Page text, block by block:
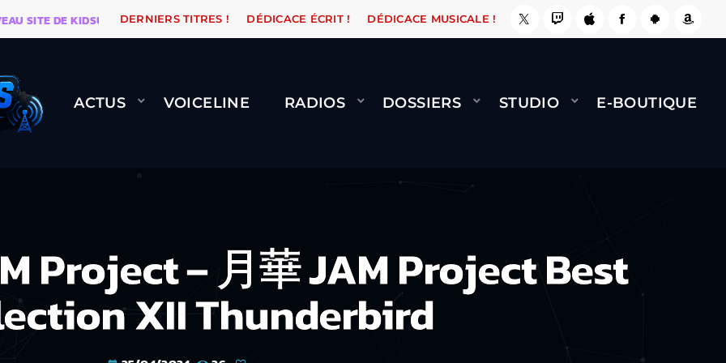
DE KIDSUNE WARÉTRO ORANGE ROAD QUI PASSE, ÇA LE FAIT ! NAMI BERNARD MINET - FLY
DERNIERS TITRES ! DÉDICACE ÉCRIT ! DÉDICACE MUSICALE !
ACTUS VOICELINE RADIOS DOSSIERS STUDIO E-BOUTIQUE
Project – 月華 JAM Project Best
XII Thunderbird